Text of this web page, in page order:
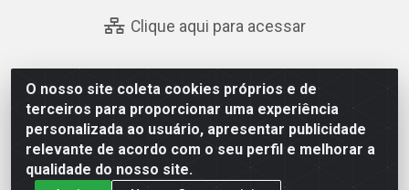
O nosso site coleta cookies próprios e de
terceiros para proporcionar uma experiência
personalizada ao usuário, apresentar publicidade
relevante de acordo com o seu perfil e melhorar a
qualidade do nosso site.
Clique aqui para acessar
Abreu & Silva - Rua Padre Jose de Souza Leite, 265 - Ariado,
Olho D'Água das Flores/AL - CEP 57.442-000 - CNPJ
04.790.656/0001-06